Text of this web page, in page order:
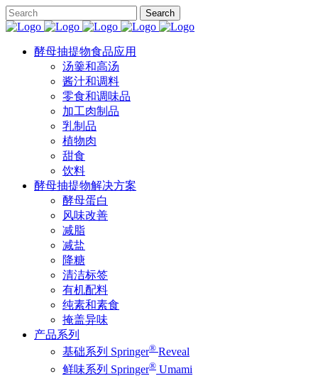
酵母抽提物食品应用
汤羹和高汤
酱汁和调料
零食和调味品
加工肉制品
乳制品
植物肉
甜食
饮料
酵母抽提物解决方案
酵母蛋白
风味改善
减脂
减盐
降糖
清洁标签
有机配料
纯素和素食
掩盖异味
产品系列
基础系列 Springer® Reveal
鲜味系列 Springer® Umami